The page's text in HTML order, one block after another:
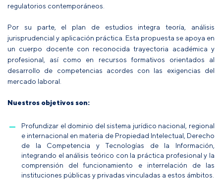
regulatorios contemporáneos.
Por su parte, el plan de estudios integra teoría, análisis
jurisprudencial y aplicación práctica. Esta propuesta se apoya en
un cuerpo docente con reconocida trayectoria académica y
profesional, así como en recursos formativos orientados al
desarrollo de competencias acordes con las exigencias del
mercado laboral.
Nuestros objetivos son:
Profundizar el dominio del sistema jurídico nacional, regional
e internacional en materia de Propiedad Intelectual, Derecho
de la Competencia y Tecnologías de la Información,
integrando el análisis teórico con la práctica profesional y la
comprensión del funcionamiento e interrelación de las
instituciones públicas y privadas vinculadas a estos ámbitos.